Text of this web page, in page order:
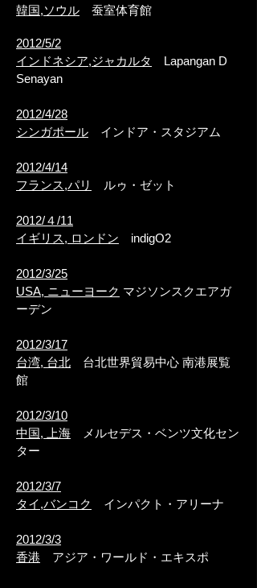
韓国,ソウル 蚕室体育館
2012/5/2
インドネシア,ジャカルタ
Lapangan D
Senayan
2012/4/28
シンガポール インドア・スタジアム
2012/4/14
フランス,パリ
ルゥ・ゼット
2012/４/11
イギリス, ロンドン indigO2
2012/3/25
USA, ニューヨーク マジソンスクエアガ
ーデン
2012/3/17
台湾, 台北 台北世界貿易中心 南港展覧
館
2012/3/10
中国, 上海 メルセデス・ベンツ文化セン
ター
2012/3/7
タイ,バンコク
インパクト・アリーナ
2012/3/3
香港 アジア・ワールド・エキスポ